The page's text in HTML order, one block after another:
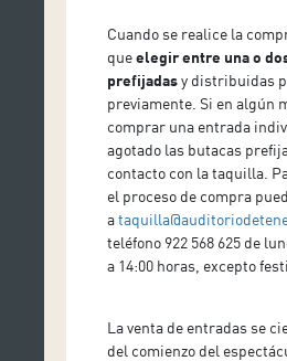
Cuando se realice la
queelegir entre una o
prefijadasy distribuidas
previamente. Si en algún
comprar una entrada
agotado las butacas
contacto con la taquilla.
el proceso de compra
a
teléfono 922 568 625 de
a 14:00 horas, excepto
La venta de entradas se
del comienzo del